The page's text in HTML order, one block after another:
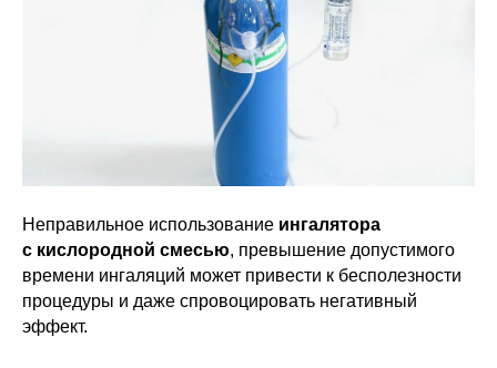
Неправильное использование ингалятора
с кислородной смесью, превышение допустимого
времени ингаляций может привести к бесполезности
процедуры и даже спровоцировать негативный
эффект.